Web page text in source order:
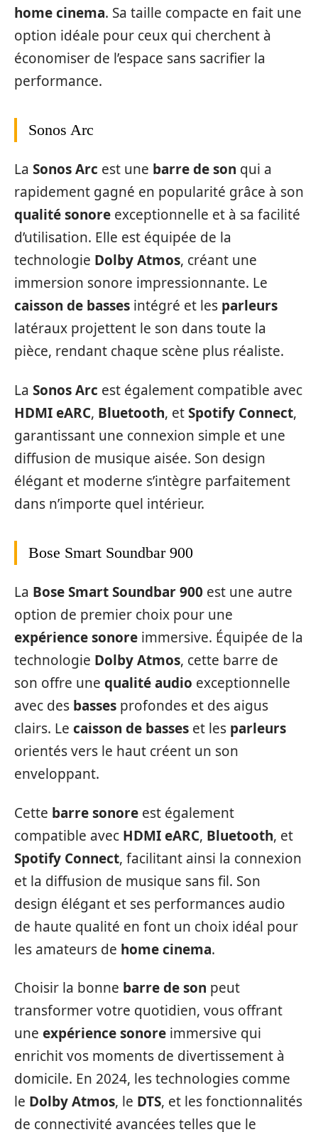
home cinema. Sa taille compacte en fait une
option idéale pour ceux qui cherchent à
économiser de l’espace sans sacrifier la
performance.
Sonos Arc
La Sonos Arc est une barre de son qui a
rapidement gagné en popularité grâce à son
qualité sonore exceptionnelle et à sa facilité
d’utilisation. Elle est équipée de la
technologie Dolby Atmos, créant une
immersion sonore impressionnante. Le
caisson de basses intégré et les parleurs
latéraux projettent le son dans toute la
pièce, rendant chaque scène plus réaliste.
La Sonos Arc est également compatible avec
HDMI eARC, Bluetooth, etSpotify Connect,
garantissant une connexion simple et une
diffusion de musique aisée. Son design
élégant et moderne s’intègre parfaitement
dans n’importe quel intérieur.
Bose Smart Soundbar 900
La Bose Smart Soundbar 900 est une autre
option de premier choix pour une
expérience sonore immersive. Équipée de la
technologie Dolby Atmos, cette barre de
son offre une qualité audio exceptionnelle
avec des basses profondes et des aigus
clairs. Le caisson de basses et les parleurs
orientés vers le haut créent un son
enveloppant.
Cette barre sonore est également
compatible avec HDMI eARC, Bluetooth, et
Spotify Connect, facilitant ainsi la connexion
et la diffusion de musique sans fil. Son
design élégant et ses performances audio
de haute qualité en font un choix idéal pour
les amateurs de home cinema.
Choisir la bonne barre de son peut
transformer votre quotidien, vous offrant
une expérience sonore immersive qui
enrichit vos moments de divertissement à
domicile. En 2024, les technologies comme
le Dolby Atmos, le DTS, et les fonctionnalités
de connectivité avancées telles que le